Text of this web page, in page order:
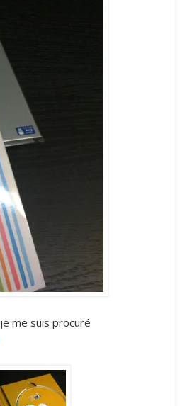
je me suis procuré